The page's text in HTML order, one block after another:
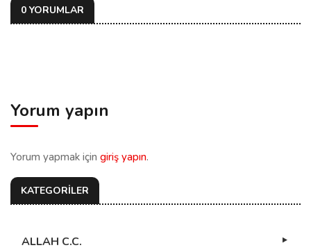
0 YORUMLAR
Yorum yapın
Yorum yapmak için giriş yapın.
KATEGORİLER
ALLAH C.C.